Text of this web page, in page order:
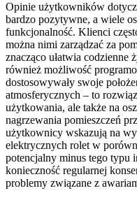
Opinie użytkowników
bardzo pozytywne, a wiele
funkcjonalność. Klienci
można nimi zarządzać za
znacząco ułatwia
również możliwość
dostosowywały swoje
atmosferycznych – to
użytkowania, ale także na
nagrzewania pomieszczeń
użytkownicy wskazują na
elektrycznych rolet w
potencjalny minus tego typu
konieczność regularnej
problemy związane z